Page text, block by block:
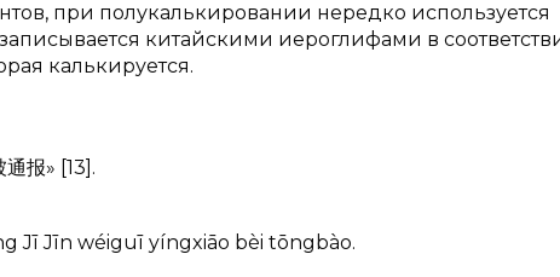
при полукалькировании нередко используется
китайскими иероглифами в
калькируется.
报» [13].
Jī Jīn wéiguī yíngxiāo bèi tōngbào.